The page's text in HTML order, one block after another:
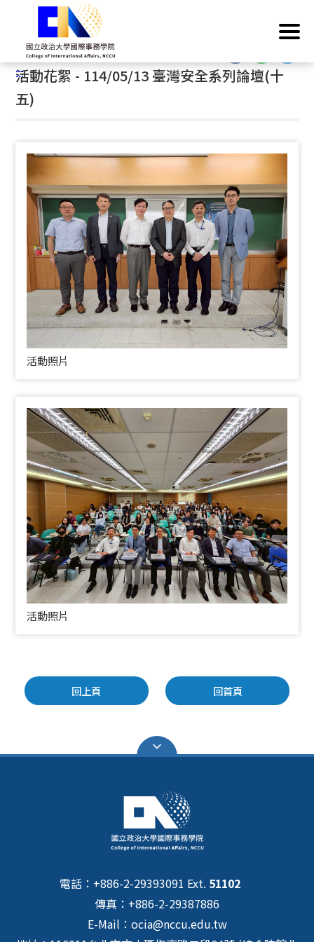
要
內
容
首頁/活動成果/
:::
活動花絮 - 114/05/13 臺灣安全系列論壇(十
五)
活動照片
活動照片
回上頁 回首頁
電話：+886-2-29393091 Ext. 51102
傳真：+886-2-29387886
E-Mail：ocia@nccu.edu.tw